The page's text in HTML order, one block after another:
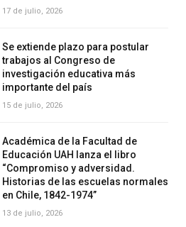
17 de julio, 2026
Se extiende plazo para postular
trabajos al Congreso de
investigación educativa más
importante del país
15 de julio, 2026
Académica de la Facultad de
Educación UAH lanza el libro
“Compromiso y adversidad.
Historias de las escuelas normales
en Chile, 1842-1974”
13 de julio, 2026